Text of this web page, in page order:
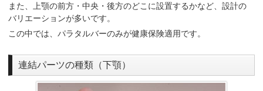
また、上顎の前方・中央・後方のどこに設置するかなど、設計の
バリエーションが多いです。
この中では、パラタルバーのみが健康保険適用です。
連結パーツの種類（下顎）